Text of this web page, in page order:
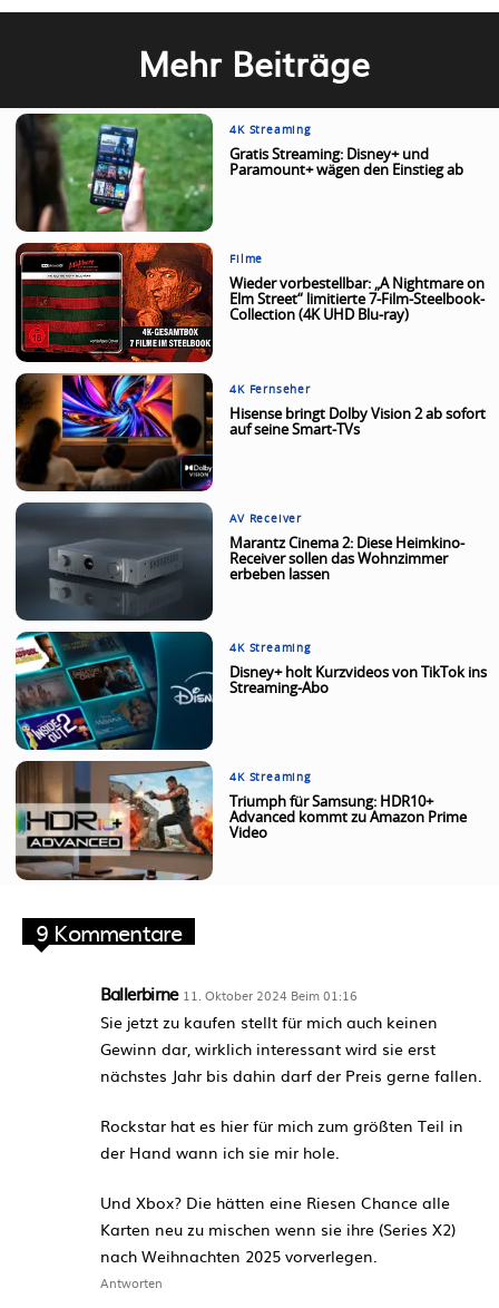
Mehr Beiträge
4K Streaming
Gratis Streaming: Disney+ und
Paramount+ wägen den Einstieg ab
Filme
Wieder vorbestellbar: „A Nightmare on
Elm Street“ limitierte 7-Film-Steelbook-
Collection (4K UHD Blu-ray)
4K Fernseher
Hisense bringt Dolby Vision 2 ab sofort
auf seine Smart-TVs
AV Receiver
Marantz Cinema 2: Diese Heimkino-
Receiver sollen das Wohnzimmer
erbeben lassen
4K Streaming
Disney+ holt Kurzvideos von TikTok ins
Streaming-Abo
4K Streaming
Triumph für Samsung: HDR10+
Advanced kommt zu Amazon Prime
Video
9 Kommentare
Ballerbirne 11. Oktober 2024 Beim 01:16
Sie jetzt zu kaufen stellt für mich auch keinen
Gewinn dar, wirklich interessant wird sie erst
nächstes Jahr bis dahin darf der Preis gerne fallen.
Rockstar hat es hier für mich zum größten Teil in
der Hand wann ich sie mir hole.
Und Xbox? Die hätten eine Riesen Chance alle
Karten neu zu mischen wenn sie ihre (Series X2)
nach Weihnachten 2025 vorverlegen.
Antworten